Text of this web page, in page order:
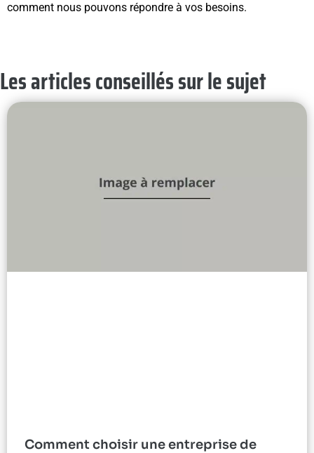
comment nous pouvons répondre à vos besoins.
Les articles conseillés sur le sujet
Comment choisir une entreprise de